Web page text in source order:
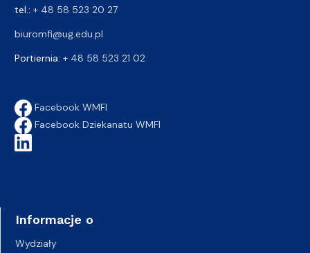
tel.: + 48 58 523 20 27
biuromfi@ug.edu.pl
Portiernia: + 48 58 523 21 02
Facebook WMFI
Facebook Dziekanatu WMFI
Informacje o
Wydziały